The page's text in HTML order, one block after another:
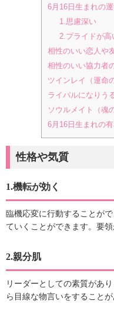
6月16日生まれの
1.思慮深い
2.プライドが高
相性のいい恋人や
相性のいい協力者
ツインレイ（運命
ライバルになりう
ソウルメイト（魂
6月16日生まれの
性格や気質
1.機転が効く
臨機応変に行動することが
ていくことができます。要
2.親分肌
リーダーとしての素質があ
ら目線な物言いをすることが